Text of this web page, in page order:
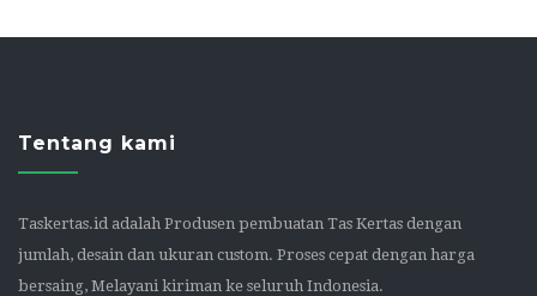
Tentang kami
Taskertas.id adalah Produsen pembuatan Tas Kertas dengan
jumlah, desain dan ukuran custom. Proses cepat dengan harga
bersaing, Melayani kiriman ke seluruh Indonesia.